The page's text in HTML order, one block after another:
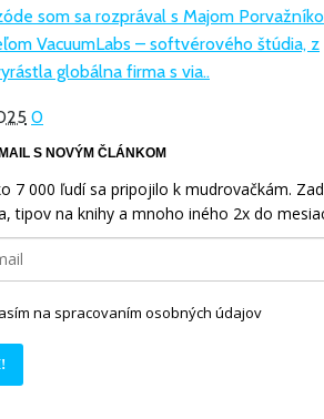
som sa rozprával s Majom
VacuumLabs – softvérového štúdia, z
globálna firma s via..
0
S NOVÝM ČLÁNKOM
7 000 ľudí sa pripojilo k mudrovačkám.
tipov na knihy a mnoho iného 2x do
na spracovaním osobných údajov